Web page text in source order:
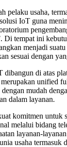
pelaku usaha,
IoT guna
Di tempat ini
menjadi
sesuai dengan
dibangun di atas
unified
mudah
dalam layanan.
komitmen untuk
melalui bidang
layanan-
usaha